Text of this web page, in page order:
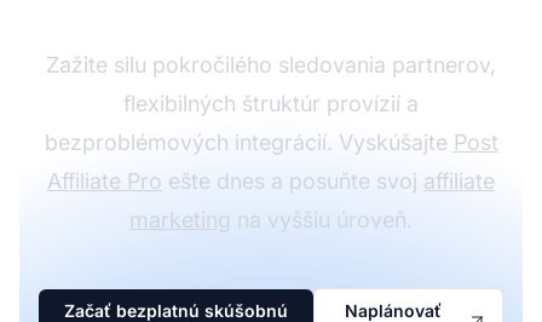
Zažite silu pokročilého sledovania partnerov,
flexibilných štruktúr provízií a
bezproblémových integrácií. Vyskúšajte Post
Affiliate Pro ešte dnes a posuňte svoj affiliate
marketing na vyššiu úroveň.
Začať bezplatnú skúšobnú
Naplánovať